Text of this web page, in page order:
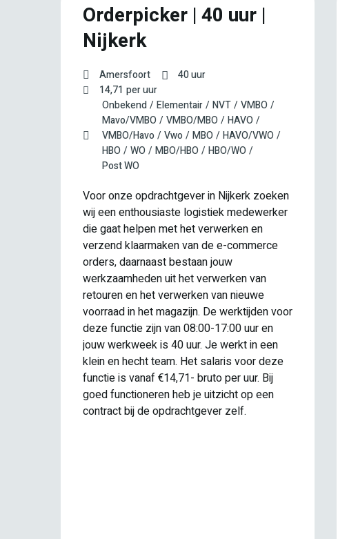
Orderpicker | 40 uur |
Nijkerk
Amersfoort
40 uur
14,71 per uur
Onbekend
Elementair NVT
VMBO
Mavo/VMBO
VMBO/MBO
HAVO
VMBO/Havo
Vwo MBO
HAVO/VWO
HBO
WO MBO/HBO
HBO/WO
Post WO
Voor onze opdrachtgever in Nijkerk zoeken
wij een enthousiaste logistiek medewerker
die gaat helpen met het verwerken en
verzend klaarmaken van de e-commerce
orders, daarnaast bestaan jouw
werkzaamheden uit het verwerken van
retouren en het verwerken van nieuwe
voorraad in het magazijn. De werktijden voor
deze functie zijn van 08:00-17:00 uur en
jouw werkweek is 40 uur. Je werkt in een
klein en hecht team. Het salaris voor deze
functie is vanaf €14,71- bruto per uur. Bij
goed functioneren heb je uitzicht op een
contract bij de opdrachtgever zelf.